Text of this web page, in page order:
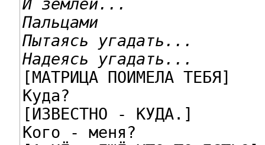
Пальцами
Пытаясь угадать...
Надеясь угадать...
[МАТРИЦА ПОИМЕЛА ТЕБЯ]
Куда?
[ИЗВЕСТНО - КУДА.]
Кого - меня?